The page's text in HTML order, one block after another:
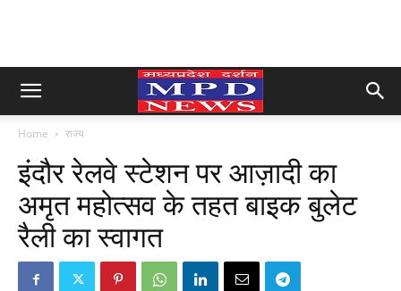
Home राज्य
इंदौर रेलवे स्टेशन पर आज़ादी का
अमृत महोत्सव के तहत बाइक बुलेट
रैली का स्वागत